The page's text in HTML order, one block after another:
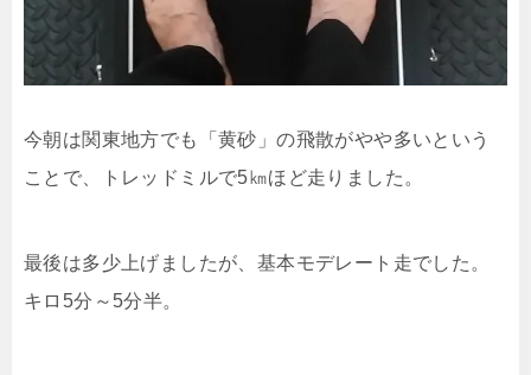
今朝は関東地方でも「黄砂」の飛散がやや多いという
ことで、トレッドミルで5㎞ほど走りました。
最後は多少上げましたが、基本モデレート走でした。
キロ5分～5分半。